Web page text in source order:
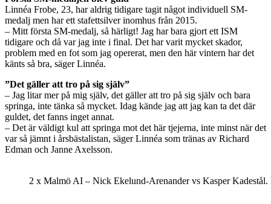
Linnéa Frobe, 23, har aldrig tidigare tagit något individuell SM-
medalj men har ett stafettsilver inomhus från 2015.
– Mitt första SM-medalj, så härligt! Jag har bara gjort ett ISM
tidigare och då var jag inte i final. Det har varit mycket skador,
problem med en fot som jag opererat, men den här vintern har det
känts så bra, säger Linnéa.
”Det gäller att tro på sig själv”
– Jag litar mer på mig själv, det gäller att tro på sig själv och bara
springa, inte tänka så mycket. Idag kände jag att jag kan ta det där
guldet, det fanns inget annat.
– Det är väldigt kul att springa mot det här tjejerna, inte minst när det
var så jämnt i årsbästalistan, säger Linnéa som tränas av Richard
Edman och Janne Axelsson.
2 x Malmö AI – Nick Ekelund-Arenander vs Kasper